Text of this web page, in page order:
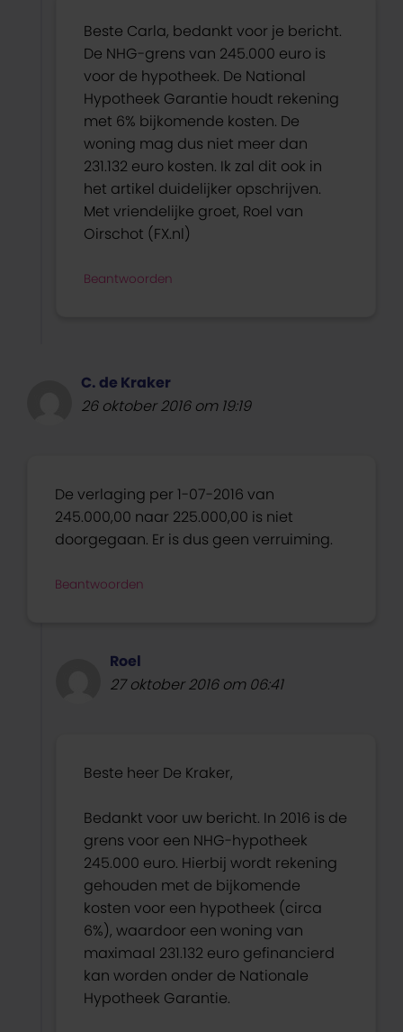
Beste Carla, bedankt voor je bericht.
De NHG-grens van 245.000 euro is
voor de hypotheek. De National
Hypotheek Garantie houdt rekening
met 6% bijkomende kosten. De
woning mag dus niet meer dan
231.132 euro kosten. Ik zal dit ook in
het artikel duidelijker opschrijven.
Met vriendelijke groet, Roel van
Oirschot (FX.nl)
Beantwoorden
C. de Kraker
26 oktober 2016 om 19:19
De verlaging per 1-07-2016 van
245.000,00 naar 225.000,00 is niet
doorgegaan. Er is dus geen verruiming.
Beantwoorden
Roel
27 oktober 2016 om 06:41
Beste heer De Kraker,
Bedankt voor uw bericht. In 2016 is de
grens voor een NHG-hypotheek
245.000 euro. Hierbij wordt rekening
gehouden met de bijkomende
kosten voor een hypotheek (circa
6%), waardoor een woning van
maximaal 231.132 euro gefinancierd
kan worden onder de Nationale
Hypotheek Garantie.